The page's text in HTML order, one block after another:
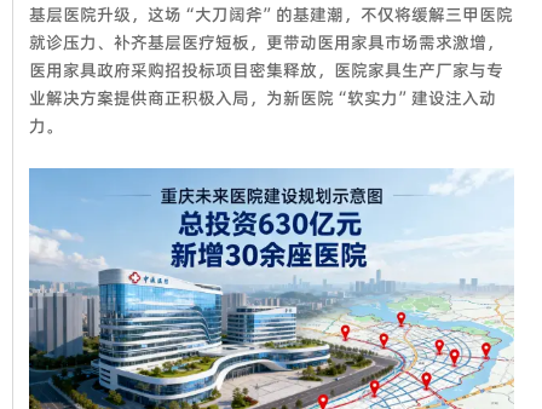
基层医院升级，这场“大刀阔斧”的基建潮，不仅将缓解三甲医院
就诊压力、补齐基层医疗短板，更带动医用家具市场需求激增，
医用家具政府采购招投标项目密集释放，医院家具生产厂家与专
业解决方案提供商正积极入局，为新医院“软实力”建设注入动
力。